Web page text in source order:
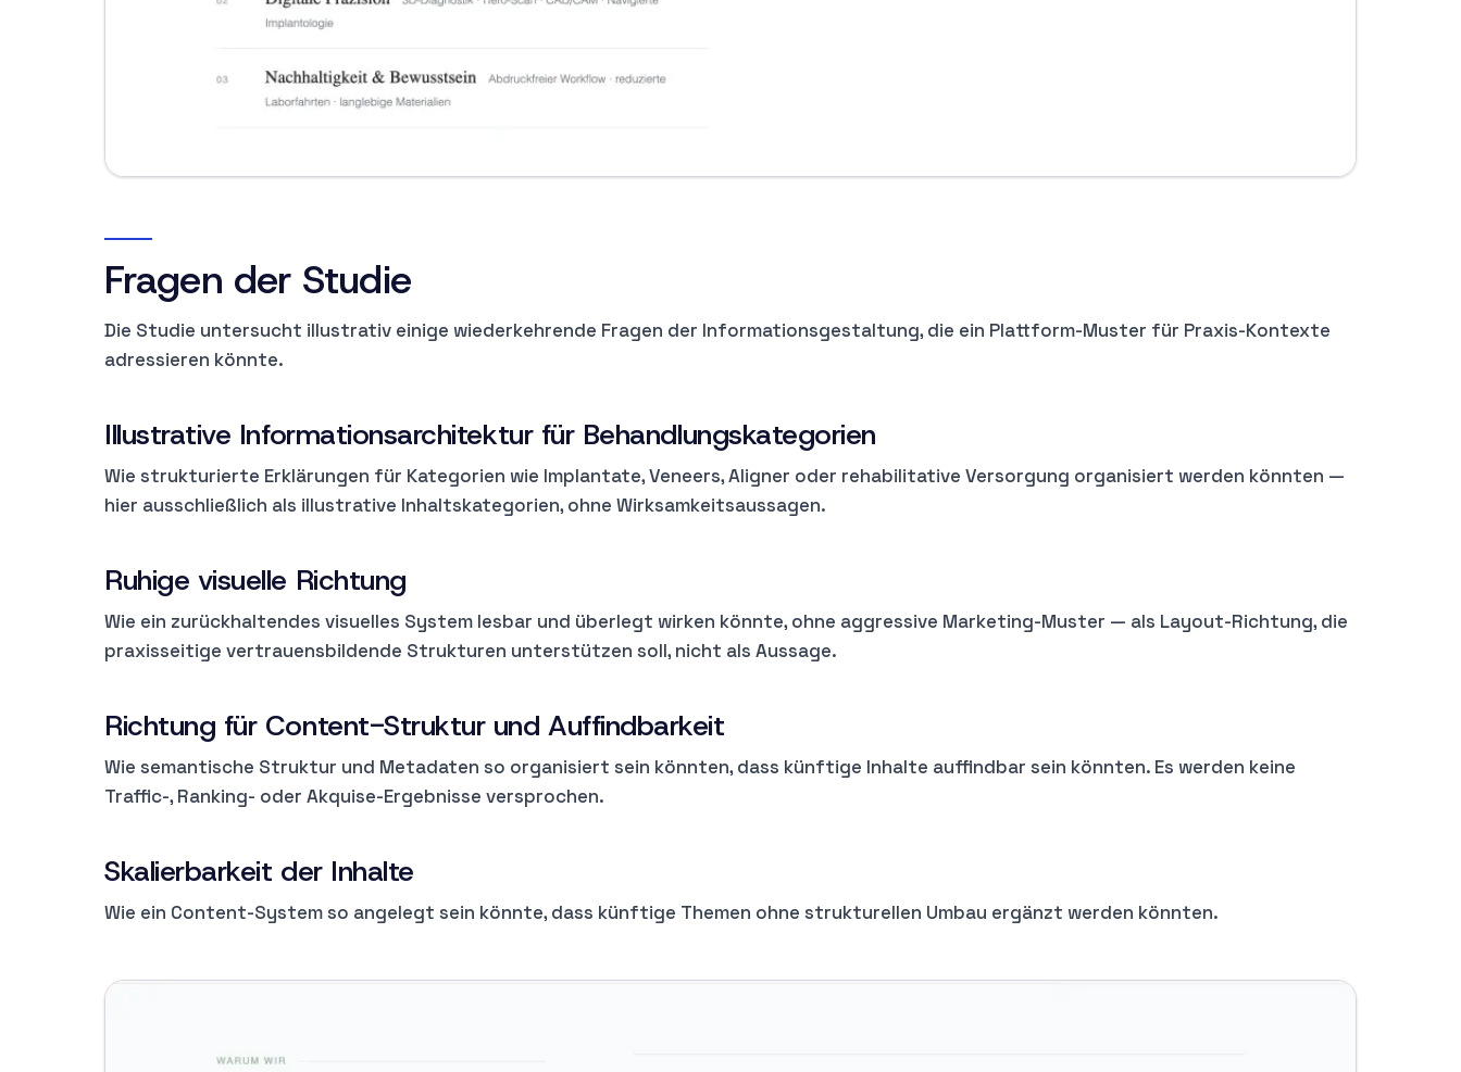
Fragen der Studie
Die Studie untersucht illustrativ einige wiederkehrende Fragen der Informationsgestaltung, die ein Plattform-Muster für Praxis-Kontexte
adressieren könnte.
Illustrative Informationsarchitektur für Behandlungskategorien
Wie strukturierte Erklärungen für Kategorien wie Implantate, Veneers, Aligner oder rehabilitative Versorgung organisiert werden könnten —
hier ausschließlich als illustrative Inhaltskategorien, ohne Wirksamkeitsaussagen.
Ruhige visuelle Richtung
Wie ein zurückhaltendes visuelles System lesbar und überlegt wirken könnte, ohne aggressive Marketing-Muster — als Layout-Richtung, die
praxisseitige vertrauensbildende Strukturen unterstützen soll, nicht als Aussage.
Richtung für Content-Struktur und Auffindbarkeit
Wie semantische Struktur und Metadaten so organisiert sein könnten, dass künftige Inhalte auffindbar sein könnten. Es werden keine
Traffic-, Ranking- oder Akquise-Ergebnisse versprochen.
Skalierbarkeit der Inhalte
Wie ein Content-System so angelegt sein könnte, dass künftige Themen ohne strukturellen Umbau ergänzt werden könnten.